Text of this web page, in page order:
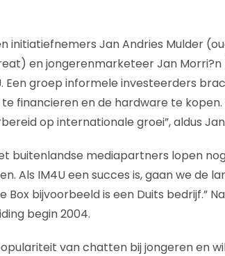
initiatiefnemers Jan Andries Mulder
en jongerenmarketeer Jan
Een groep informele investeerders
financieren en de hardware te
op internationale groei”, aldus
buitenlandse mediapartners lopen
Als IM4U een succes is, gaan we de
Box bijvoorbeeld is een Duits bedrijf.”
begin 2004.
van chatten bij jongeren en